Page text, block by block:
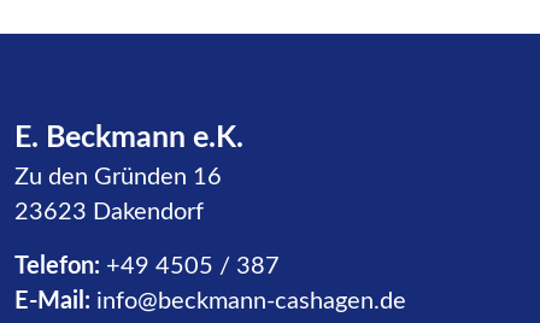
E. Beckmann e.K.
Zu den Gründen 16
23623 Dakendorf
Telefon: +49 4505 / 387
E-Mail: info@beckmann-cashagen.de